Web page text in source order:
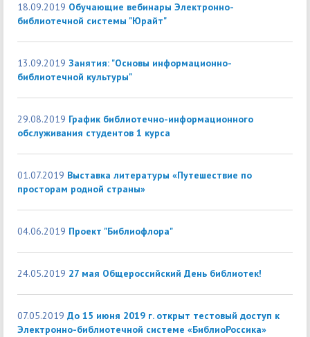
18.09.2019 Обучающие вебинары Электронно-
библиотечной системы "Юрайт"
13.09.2019 Занятия: "Основы информационно-
библиотечной культуры"
29.08.2019 График библиотечно-информационного
обслуживания студентов 1 курса
01.07.2019 Выставка литературы «Путешествие по
просторам родной страны»
04.06.2019 Проект "Библиофлора"
24.05.2019 27 мая Общероссийский День библиотек!
07.05.2019 До 15 июня 2019 г. открыт тестовый доступ к
Электронно-библиотечной системе «БиблиоРоссика»